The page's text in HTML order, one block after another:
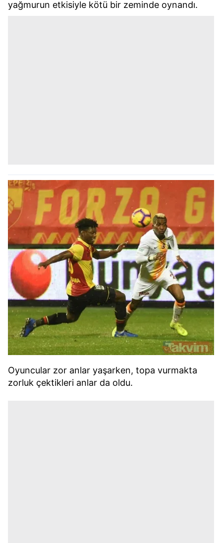
yağmurun etkisiyle kötü bir zeminde oynandı.
Oyuncular zor anlar yaşarken, topa vurmakta
zorluk çektikleri anlar da oldu.